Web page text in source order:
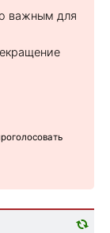
важным для